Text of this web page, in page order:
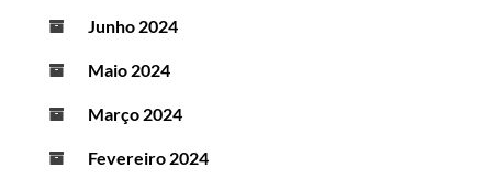
Junho 2024
Maio 2024
Março 2024
Fevereiro 2024